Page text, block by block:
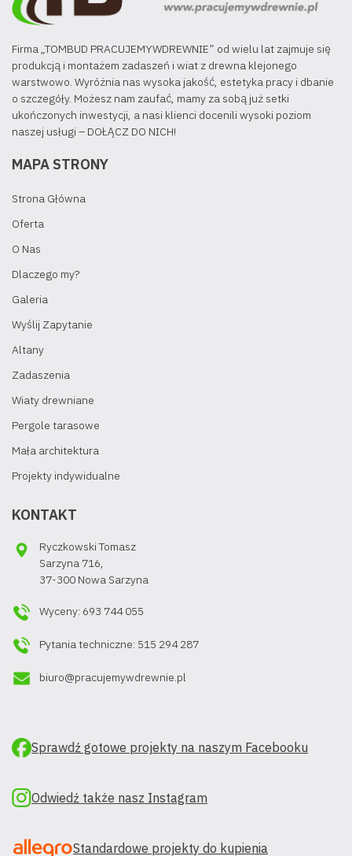
Firma „TOMBUD PRACUJEMYWDREWNIE” od wielu lat zajmuje się
produkcją i montażem zadaszeń i wiat z drewna klejonego
warstwowo. Wyróżnia nas wysoka jakość, estetyka pracy i dbanie
o szczegóły. Możesz nam zaufać, mamy za sobą już setki
ukończonych inwestycji, a nasi klienci docenili wysoki poziom
naszej usługi – DOŁĄCZ DO NICH!
MAPA STRONY
Strona Główna
Oferta
O Nas
Dlaczego my?
Galeria
Wyślij Zapytanie
Altany
Zadaszenia
Wiaty drewniane
Pergole tarasowe
Mała architektura
Projekty indywidualne
KONTAKT
Ryczkowski Tomasz
Sarzyna 716,
37-300 Nowa Sarzyna
Wyceny: 693 744 055
Pytania techniczne: 515 294 287
biuro@pracujemywdrewnie.pl
Sprawdź gotowe projekty na naszym Facebooku
Odwiedź także nasz Instagram
Standardowe projekty do kupienia